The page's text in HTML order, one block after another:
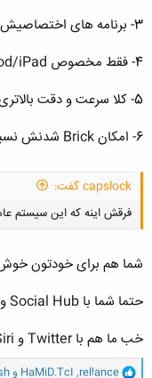
3- برنامه های اختصاصیش بیشتره
4- فقط مخصوص iPhone/iPod/iPad هست
5- کلا سرعت و دقت بالاتری داره.
6- امکان Brick شدنش نسبت به آندروید بسیار کمتره
capslock گفت:
فرقش اینه که این سیستم
شما هم برای خودتون
حتما شما با Social Hub و Voice Actions حال میکنید،
خب ما هم با Twitter و Siri حال میکنیم
و
rel!ance
,
HaMiD.TcI و